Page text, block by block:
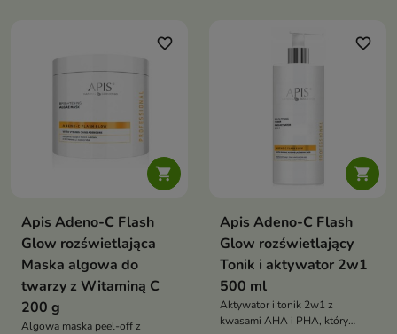

favorite_border
Apis Adeno-C Flash
Glow rozświetlająca
Maska algowa do
twarzy z Witaminą C
200 g
Algowa maska peel-off z

favorite_border
Apis Adeno-C Flash
Glow rozświetlający
Tonik i aktywator 2w1
500 ml
Aktywator i tonik 2w1 z
kwasami AHA i PHA, który